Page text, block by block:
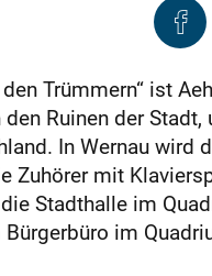
Trümmern“ ist
Ruinen der
In Wernau wird
Zuhörer mit
Stadthalle im
im